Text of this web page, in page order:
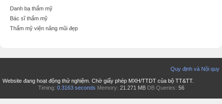
Danh bạ thẩm mỹ
Bác sĩ thẩm mỹ
Thẩm mỹ viện nâng mũi đẹp
Quy định và Nội quy
Website đang hoạt động thử nghiệm. Chờ giấy phép MXH/TTDT của bộ TT&TT.
Timing: 0.3163 seconds Memory: 21.271 MB DB Queries: 56